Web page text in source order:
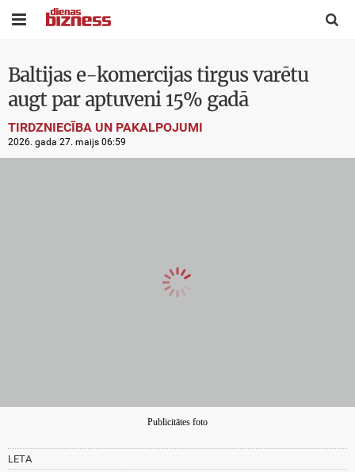
 
Baltijas e-komercijas tirgus varētu
augt par aptuveni 15% gadā
TIRDZNIECĪBA UN PAKALPOJUMI
2026. gada 27. maijs 06:59
Publicitātes foto
LETA